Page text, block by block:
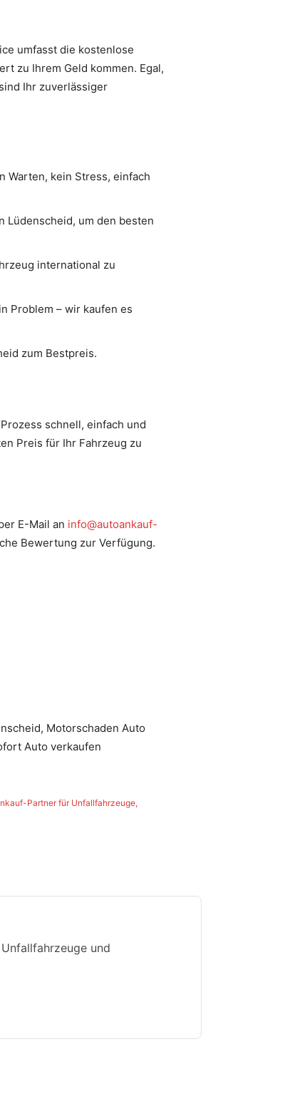
umfasst die kostenlose
zu Ihrem Geld kommen. Egal,
Ihr zuverlässiger
Warten, kein Stress, einfach
Lüdenscheid, um den besten
international zu
Problem – wir kaufen es
zum Bestpreis.
schnell, einfach und
Preis für Ihr Fahrzeug zu
E-Mail an info@autoankauf-
Bewertung zur Verfügung.
Motorschaden Auto
Auto verkaufen
Partner für Unfallfahrzeuge,
und